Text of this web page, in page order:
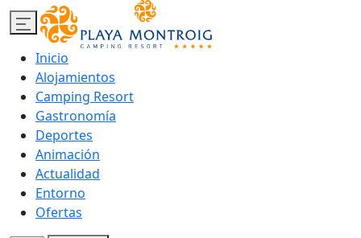
Inicio
Alojamientos
Camping Resort
Gastronomía
Deportes
Animación
Actualidad
Entorno
Ofertas